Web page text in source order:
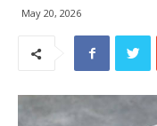
May 20, 2026